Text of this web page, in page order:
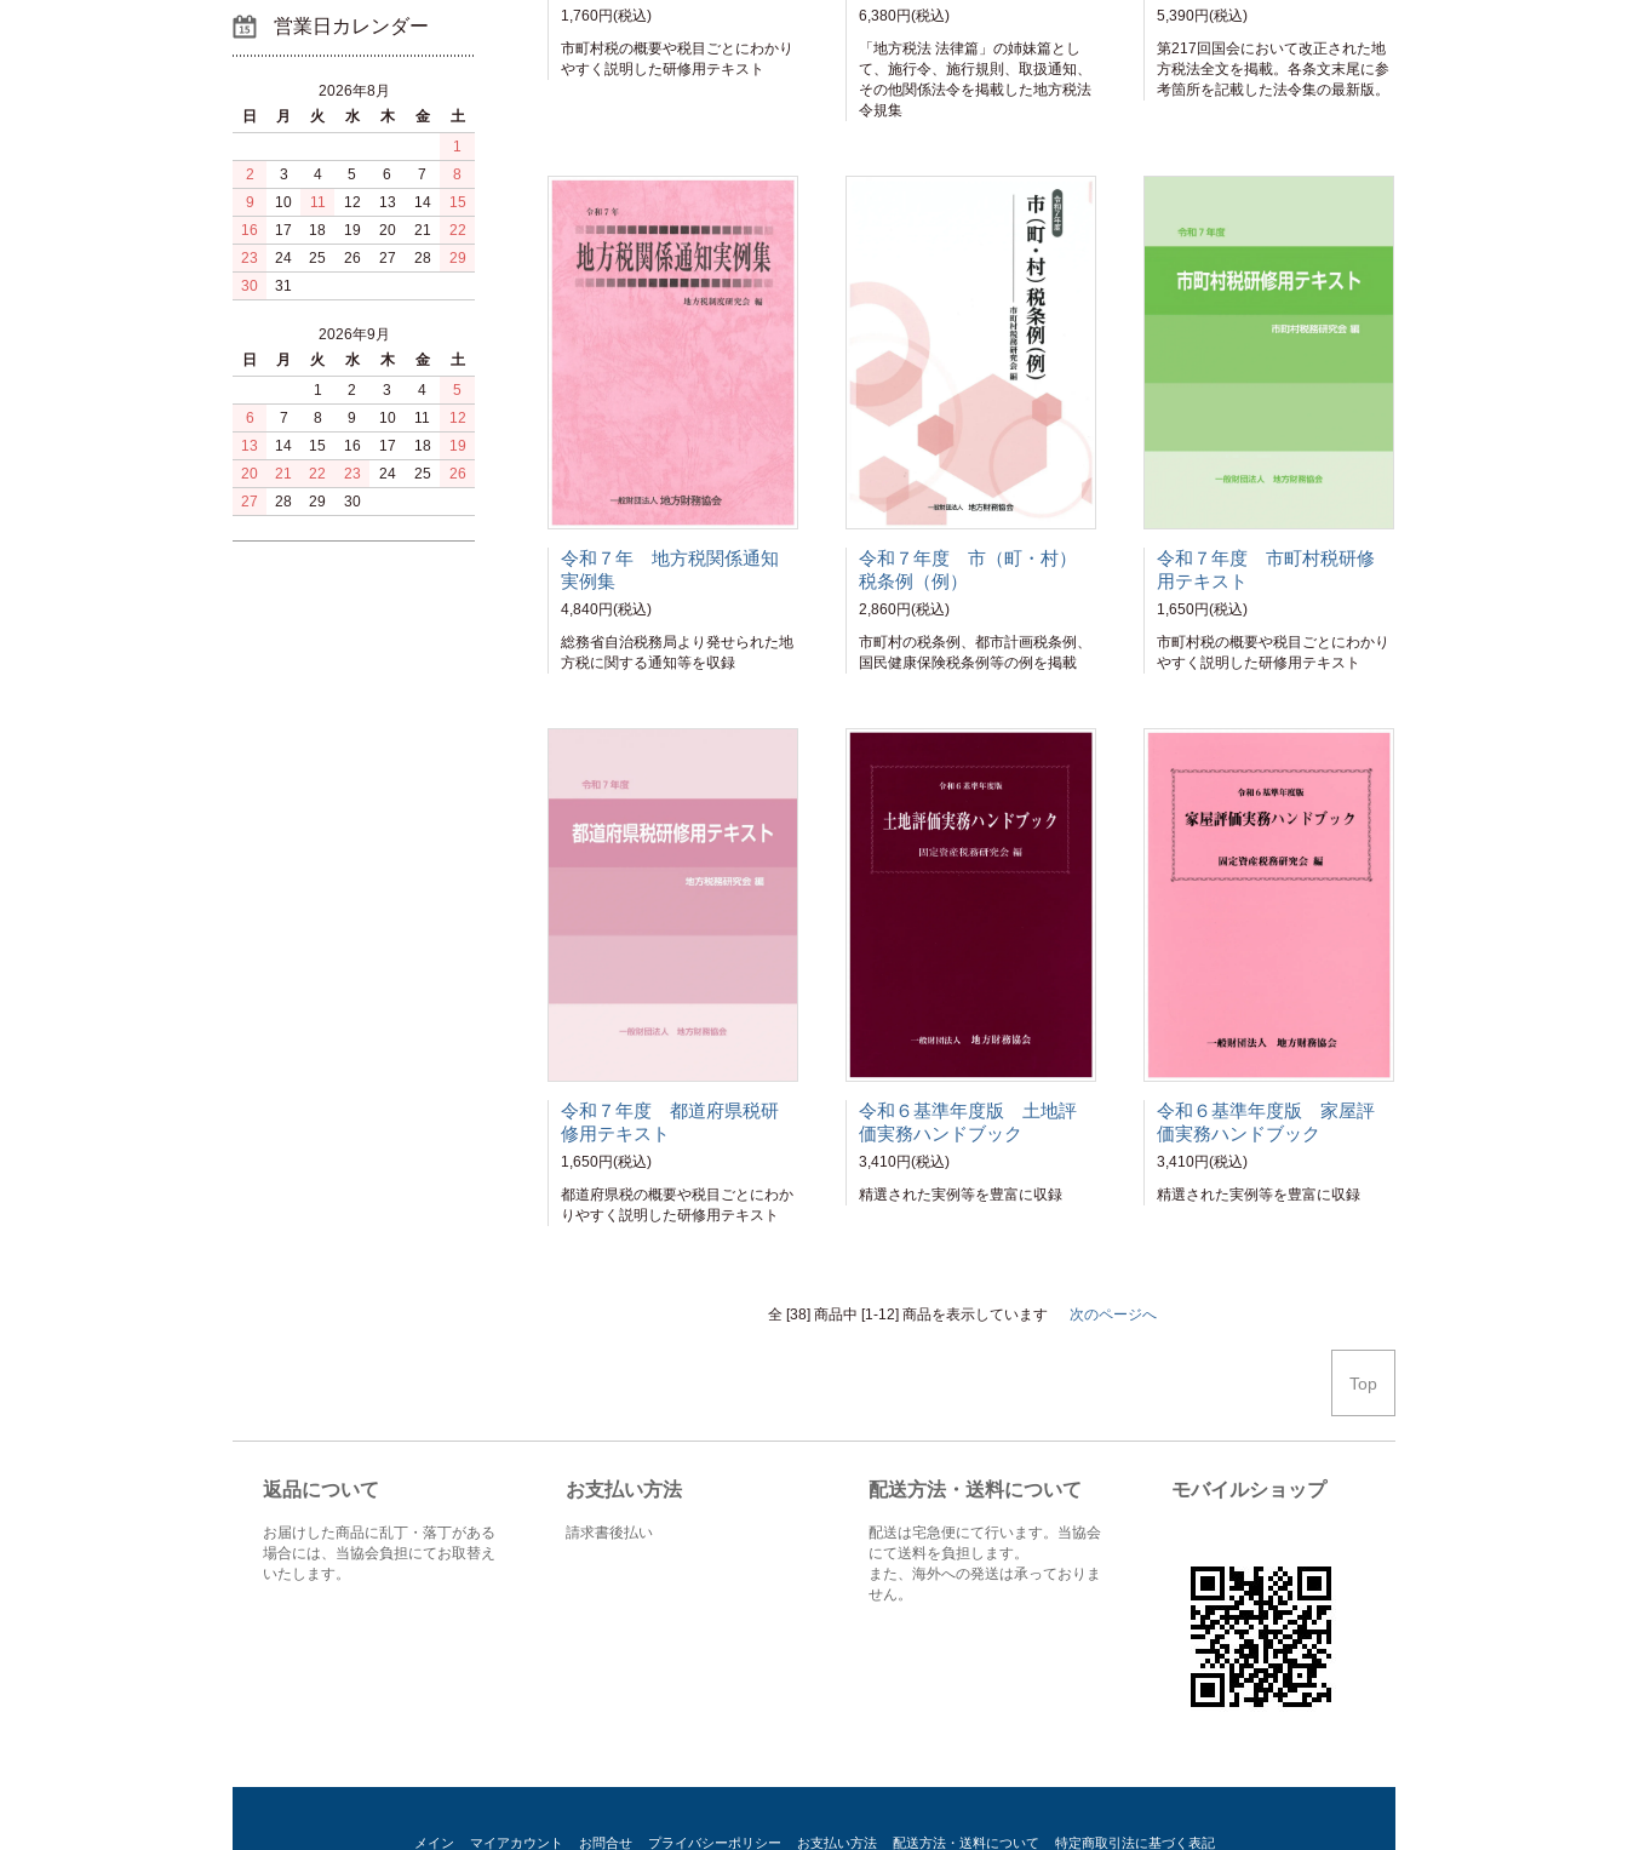
1,760円(税込)
市町村税の概要や税目ごとにわかり
やすく説明した研修用テキスト
6,380円(税込)
「地方税法 法律篇」の姉妹篇とし
て、施行令、施行規則、取扱通知、
その他関係法令を掲載した地方税法
令規集
5,390円(税込)
第217回国会において改正された地
方税法全文を掲載。各条文末尾に参
考箇所を記載した法令集の最新版。
令和７年 地方税関係通知
実例集
4,840円(税込)
総務省自治税務局より発せられた地
方税に関する通知等を収録
令和７年度 市（町・村）
税条例（例）
2,860円(税込)
市町村の税条例、都市計画税条例、
国民健康保険税条例等の例を掲載
令和７年度 市町村税研修
用テキスト
1,650円(税込)
市町村税の概要や税目ごとにわかり
やすく説明した研修用テキスト
令和７年度 都道府県税研
修用テキスト
1,650円(税込)
都道府県税の概要や税目ごとにわか
りやすく説明した研修用テキスト
令和６基準年度版 土地評
価実務ハンドブック
3,410円(税込)
精選された実例等を豊富に収録
令和６基準年度版 家屋評
価実務ハンドブック
3,410円(税込)
精選された実例等を豊富に収録
全 [38] 商品中 [1-12] 商品を表示しています 次のページへ
営業日カレンダー
2026年8月
日
月 火 水 木 金
土
1
2
3 4 5 6 7
8
9
10 11 12 13 14
15
16
17 18 19 20 21
22
23
24 25 26 27 28
29
30
31
2026年9月
日
月 火 水 木 金
土
1
2 3 4
5
6
7 8 9 10 11
12
13
14 15 16 17 18
19
20
21 22 23 24 25
26
27
28 29 30
Top
返品について
お届けした商品に乱丁・落丁がある
場合には、当協会負担にてお取替え
いたします。
お支払い方法
請求書後払い
配送方法・送料について
配送は宅急便にて行います。当協会
にて送料を負担します。
また、海外への発送は承っておりま
せん。
モバイルショップ
メイン マイアカウント お問合せ プライバシーポリシー お支払い方法 配送方法・送料について 特定商取引法に基づく表記